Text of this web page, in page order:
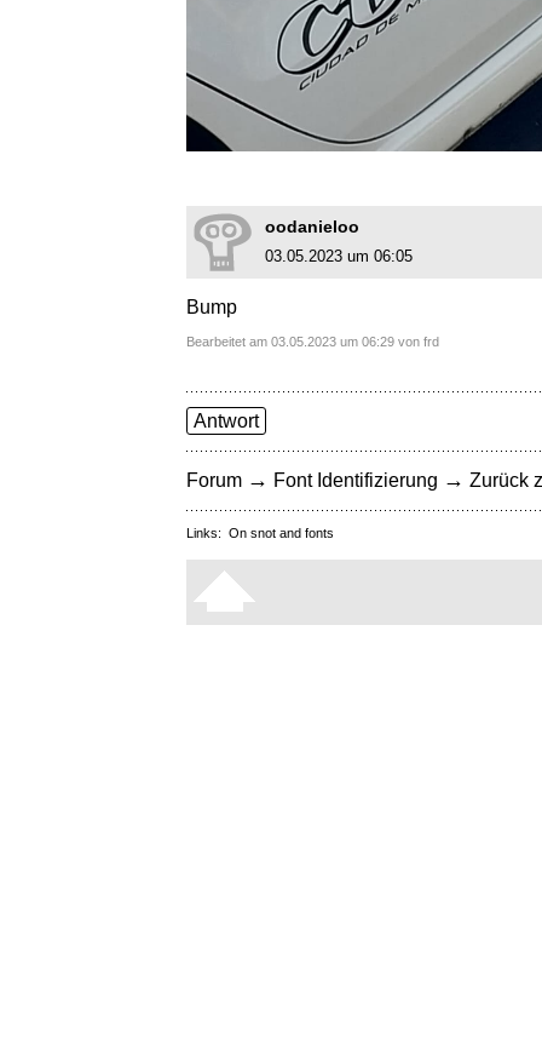
oodanieloo
03.05.2023 um 06:05
Bump
Bearbeitet am 03.05.2023 um 06:29 von frd
Antwort
Forum → Font Identifizierung → Zurück
Links: On snot and fonts